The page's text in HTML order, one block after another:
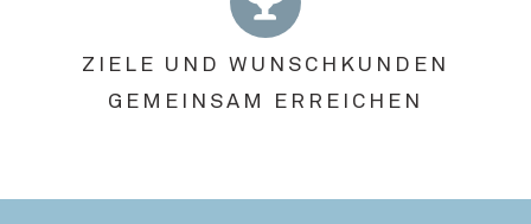
ZIELE UND WUNSCHKUNDEN
GEMEINSAM ERREICHEN